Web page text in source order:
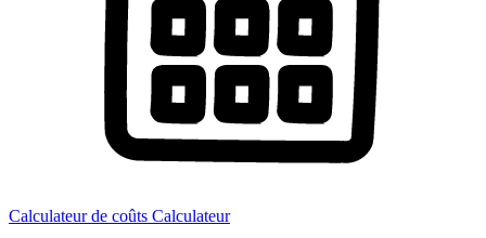
Calculateur de coûts Calculateur